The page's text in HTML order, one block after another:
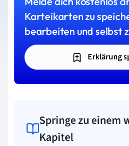
Karteikarten zu
bearbeiten und selbst
Erklärung
Springe zu einem
Kapitel